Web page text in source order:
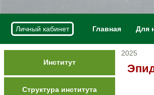
Личный кабинет Главная Для
Институт
Структура института
2025